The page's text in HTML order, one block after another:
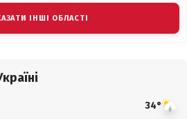
ІНШІ ОБЛАСТІ
34°